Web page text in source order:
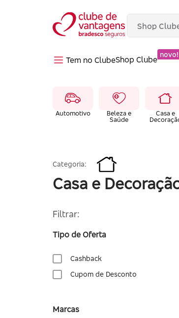
Tem no ClubeShop Clube
novo!
Automotivo
Beleza e
Saúde
Casa e
Categoria:
Casa e
Filtrar:
Tipo de Oferta
Cashback
Cupom de Desconto
Marcas